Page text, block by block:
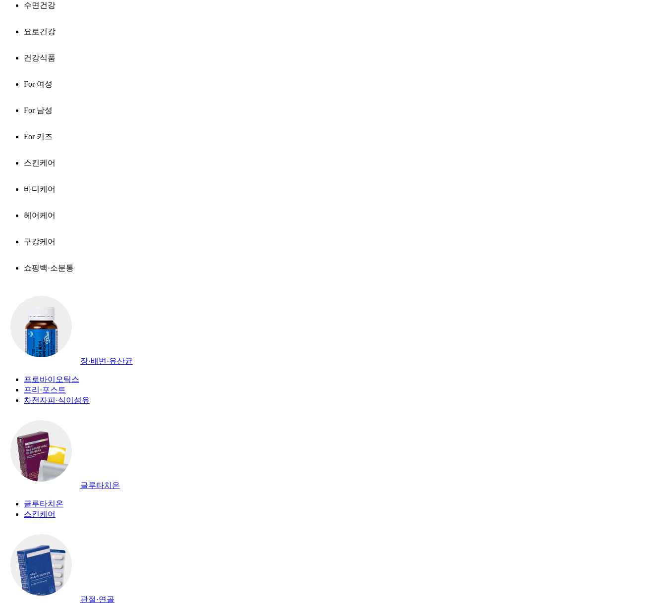
수면건강
요로건강
건강식품
For 여성
For 남성
For 키즈
스킨케어
바디케어
헤어케어
구강케어
쇼핑백·소분통
장·배변·유산균
프로바이오틱스
프리·포스트
차전자피·식이섬유
글루타치온
글루타치온
스킨케어
관절·연골